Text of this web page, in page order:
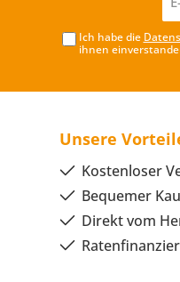
Ich habe die
ihnen
Unsere
Kostenloser
Bequemer
Direkt vom